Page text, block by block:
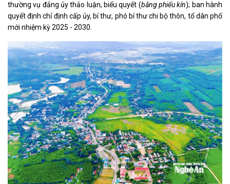
thường vụ đảng ủy thảo luận, biểu quyết (bằng phiếu kín); ban hành
quyết định chỉ định cấp ủy, bí thư, phó bí thư chi bộ thôn, tổ dân phố
mới nhiệm kỳ 2025 - 2030.